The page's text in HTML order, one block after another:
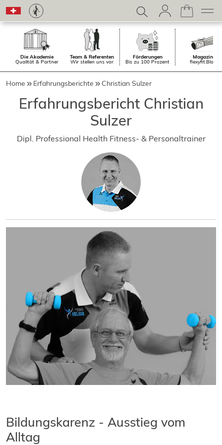
Die Akademie
Qualität & Partner
Team & Referenten
Wir stellen uns vor
Förderungen
Bis zu 100 Prozent
Magazin.
flexyfit.Blog
Home Erfahrungsberichte Christian Sulzer
Erfahrungsbericht Christian
Sulzer
Dipl. Professional Health Fitness- & Personaltrainer
Bildungskarenz - Ausstieg vom
Alltag